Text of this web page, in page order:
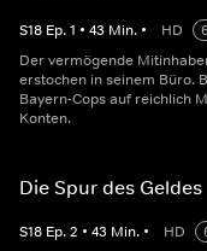
S18 Ep.1 • 43 Min. • HD
Der vermögende
erstochen in seinem Büro.
Bayern-Cops auf reichlich
Konten.
Die Spur des Geldes
S18 Ep.2 • 43 Min. • HD